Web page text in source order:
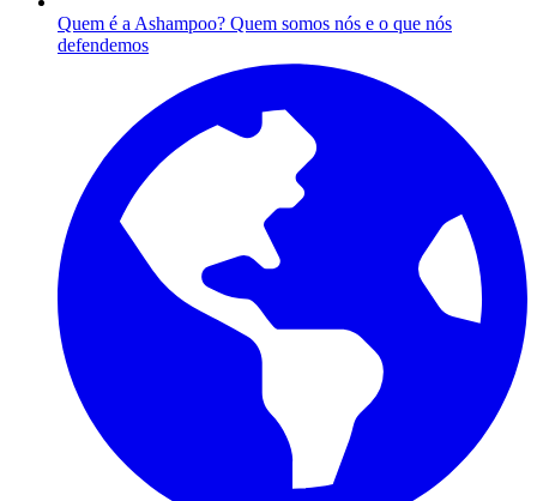
Quem é a Ashampoo? Quem somos nós e o que nós
defendemos